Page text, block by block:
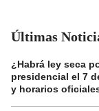
Últimas
¿Habrá ley seca
presidencial el 7
y horarios